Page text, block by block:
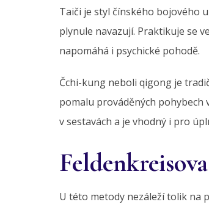
Taiči je styl čínského bojového
plynule navazují. Praktikuje se
napomáhá i psychické pohodě.
Čchi-kung neboli qigong je
pomalu prováděných pohybech
v sestavách a je vhodný i pro
U této metody nezáleží tolik na